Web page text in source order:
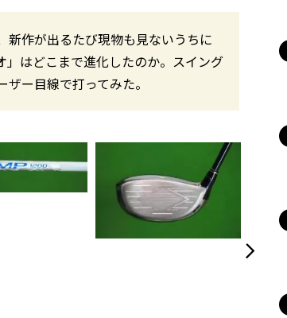
新作が出るたび現物も見ないうちに
はどこまで進化したのか。スイング
ー目線で打ってみた。